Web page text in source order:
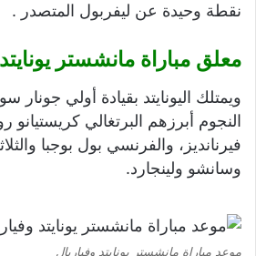
نقطة وحيدة عن ليفربول المتصدر .
معلق مباراة مانشستر
ويمتلك اليونايتد بقيادة أولي جونار
النجوم أبرزهم البرتغالي كريستيانو
فيرنانديز، والفرنسي بول بوجبا
وسانشو ولينجارد.
موعد مباراة مانشستر يونايتد وفياريال